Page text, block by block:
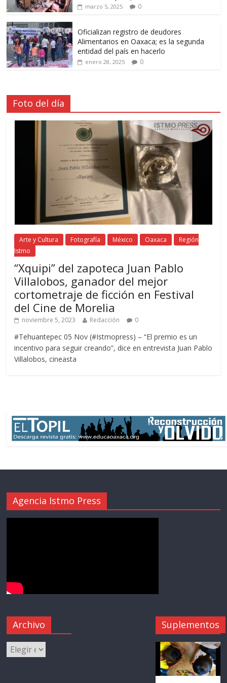
marzo 5, 2025 0
Oficializan registro de deudores
Alimentarios en Oaxaca; es la segunda
entidad del país en hacerlo
enero 28, 2025 0
Foto del día
Arte y Cultura Fotografía México Oaxaca
Región
Istmo
“Xquipi” del zapoteca Juan Pablo
Villalobos, ganador del mejor
cortometraje de ficción en Festival
del Cine de Morelia
noviembre 5, 2023 Redacción 0
#Tehuantepec 05 Nov (#Istmopress) – “El premio es un
incentivo para seguir creando”, dice en entrevista Juan Pablo
Villalobos, cineasta
Agencia Istmo Press
Archivo Suplementos